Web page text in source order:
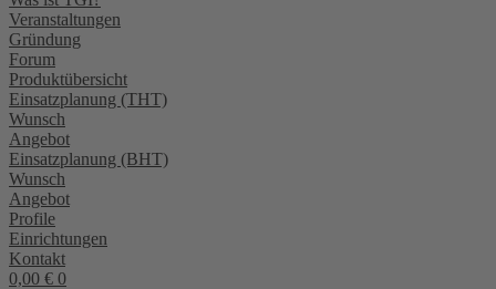
Veranstaltungen
Gründung
Forum
Produktübersicht
Einsatzplanung (THT)
Wunsch
Angebot
Einsatzplanung (BHT)
Wunsch
Angebot
Profile
Einrichtungen
Kontakt
0,00 € 0